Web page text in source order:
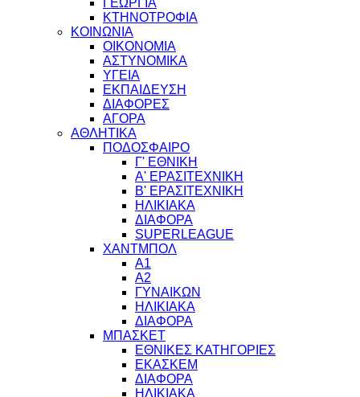
ΓΕΩΡΓΙΑ
ΚΤΗΝΟΤΡΟΦΙΑ
ΚΟΙΝΩΝΙΑ
ΟΙΚΟΝΟΜΙΑ
ΑΣΤΥΝΟΜΙΚΑ
ΥΓΕΙΑ
ΕΚΠΑΙΔΕΥΣΗ
ΔΙΑΦΟΡΕΣ
ΑΓΟΡΑ
ΑΘΛΗΤΙΚΑ
ΠΟΔΟΣΦΑΙΡΟ
Γ' ΕΘΝΙΚΗ
Α' ΕΡΑΣΙΤΕΧΝΙΚΗ
Β' ΕΡΑΣΙΤΕΧΝΙΚΗ
ΗΛΙΚΙΑΚΑ
ΔΙΑΦΟΡΑ
SUPERLEAGUE
ΧΑΝΤΜΠΟΛ
Α1
Α2
ΓΥΝΑΙΚΩΝ
ΗΛΙΚΙΑΚΑ
ΔΙΑΦΟΡΑ
ΜΠΑΣΚΕΤ
ΕΘΝΙΚΕΣ ΚΑΤΗΓΟΡΙΕΣ
ΕΚΑΣΚΕΜ
ΔΙΑΦΟΡΑ
ΗΛΙΚΙΑΚΑ